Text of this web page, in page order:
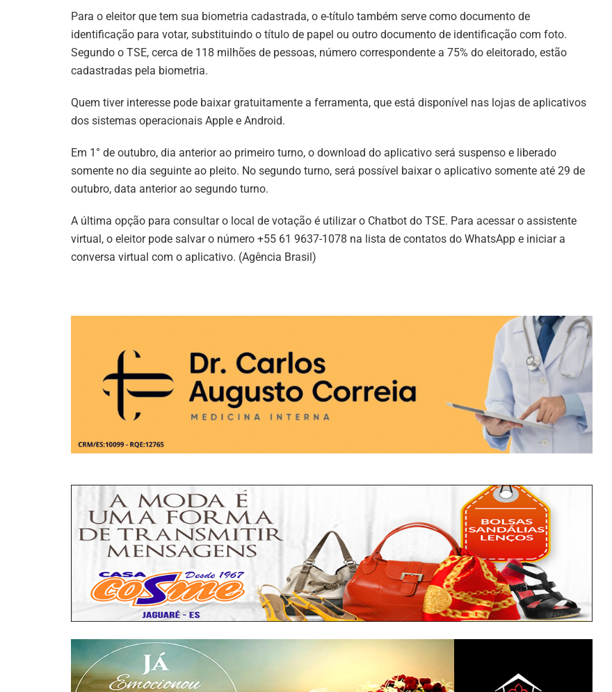
Para o eleitor que tem sua biometria cadastrada, o e-título também serve como documento de
identificação para votar, substituindo o título de papel ou outro documento de identificação com foto.
Segundo o TSE, cerca de 118 milhões de pessoas, número correspondente a 75% do eleitorado, estão
cadastradas pela biometria.
Quem tiver interesse pode baixar gratuitamente a ferramenta, que está disponível nas lojas de aplicativos
dos sistemas operacionais Apple e Android.
Em 1° de outubro, dia anterior ao primeiro turno, o download do aplicativo será suspenso e liberado
somente no dia seguinte ao pleito. No segundo turno, será possível baixar o aplicativo somente até 29 de
outubro, data anterior ao segundo turno.
A última opção para consultar o local de votação é utilizar o Chatbot do TSE. Para acessar o assistente
virtual, o eleitor pode salvar o número +55 61 9637-1078 na lista de contatos do WhatsApp e iniciar a
conversa virtual com o aplicativo. (Agência Brasil)